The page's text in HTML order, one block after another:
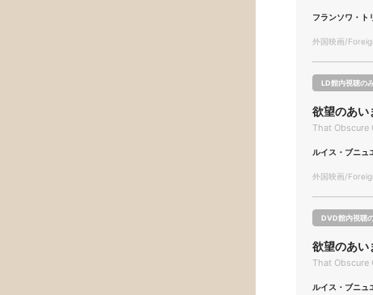
フランソワ・ト
外国映画/
LD館内視聴の
欲望のあい
That Obscure
ルイス・ブニュ
外国映画/
DVD館内視聴
欲望のあい
That Obscure
ルイス・ブニュ